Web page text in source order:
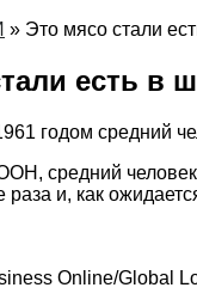
» Это мясо стали
есть в
годом средний
средний
и, как
Online/Global